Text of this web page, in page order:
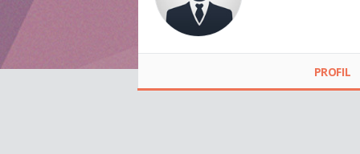
PROFIL